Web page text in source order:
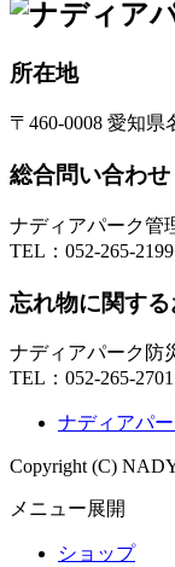
所在地
〒460-0008 愛知
総合問い合わせ
ナディアパーク管
TEL： 052-265-2199
忘れ物に関す
ナディアパーク防
TEL： 052-265-2701
ナディアパ
Copyright (C)
メニュー展開
ショップ